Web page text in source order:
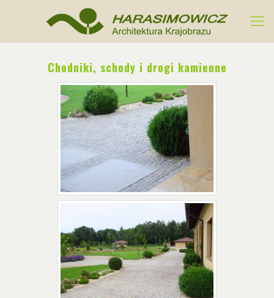
Chodniki, schody i drogi kamienne